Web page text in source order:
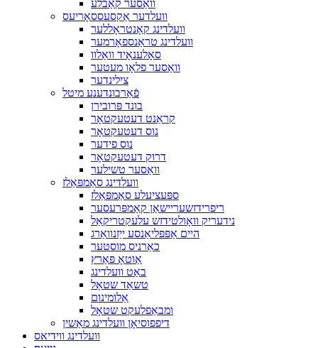
וואַסער קאַבלע
וועלדער אַקסעססאָריעס
וועלדינג קאָנטראָללער
וועלדינג טראַנספאָרמער
סאָלענאָיד וואַלוו
וואַסער פלאָו מעטער
צילינדער
פֿאַרבונדענע מיטל
בונד פּרובירן
קראַנט דעטעקטאָר
נוס דעטעקטאָר
נוס פידער
דרוק דעטעקטאָר
וואַסער טשילער
וועלדינג סאַמפּאַלז
ספּעציעלע סאַמפּאַלז
ריפרידזשעריישאַן קאַמפּרעסער
נידעריק וואָולטידזש עלעקטריקאַל
היים אַפּפּליאַנסע ייַזנוואַרג
כאַרניס מוסטער
אַוטאָ פּאַרץ
באַט וועלדינג
טשאַד שטאָל
אַלומינום
ומבאַפלעקט שטאָל
דיפפוסיאָן וועלדינג מאַשין
וועלדינג ווידיאס